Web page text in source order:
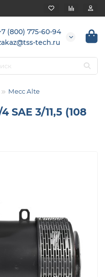
(800) 775-60-94
tech.ru
Mecc Alte
SAE 3/11,5 (108